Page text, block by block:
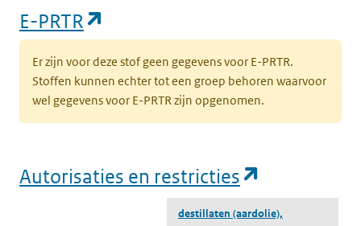
E-PRTR
Er zijn voor deze stof geen gegevens voor E-PRTR.
Stoffen kunnen echter tot een groep behoren waarvoor
wel gegevens voor E-PRTR zijn opgenomen.
Autorisaties en restricties
destillaten (aardolie),